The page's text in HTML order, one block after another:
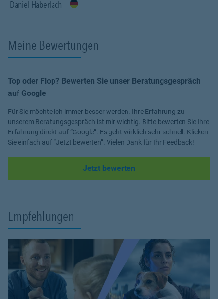
Daniel Haberlach
Meine Bewertungen
Top oder Flop? Bewerten Sie unser Beratungsgespräch
auf Google
Für Sie möchte ich immer besser werden. Ihre Erfahrung zu
unserem Beratungsgespräch ist mir wichtig. Bitte bewerten Sie Ihre
Erfahrung direkt auf “Google”. Es geht wirklich sehr schnell. Klicken
Sie einfach auf “Jetzt bewerten”. Vielen Dank für Ihr Feedback!
Jetzt bewerten
Empfehlungen